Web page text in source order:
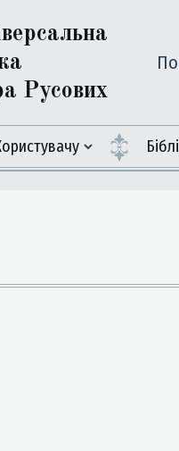
Русових